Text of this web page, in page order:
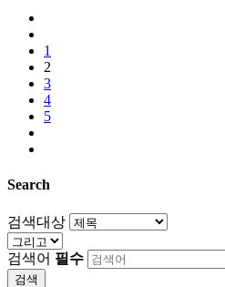
1
2
3
4
5
Search
검색대상
검색어 필수
검색